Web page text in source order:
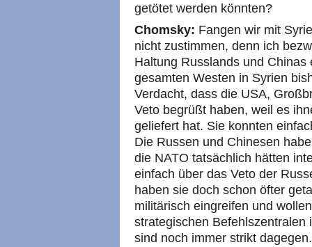
getötet werden könnten?
Chomsky: Fangen wir mit
nicht zustimmen, denn ich
Haltung Russlands und
gesamten Westen in Syrien
Verdacht, dass die USA,
Veto begrüßt haben, weil es
geliefert hat. Sie konnten
Die Russen und Chinesen
die NATO tatsächlich hätten
einfach über das Veto der
haben sie doch schon öfter
militärisch eingreifen und
strategischen
sind noch immer strikt